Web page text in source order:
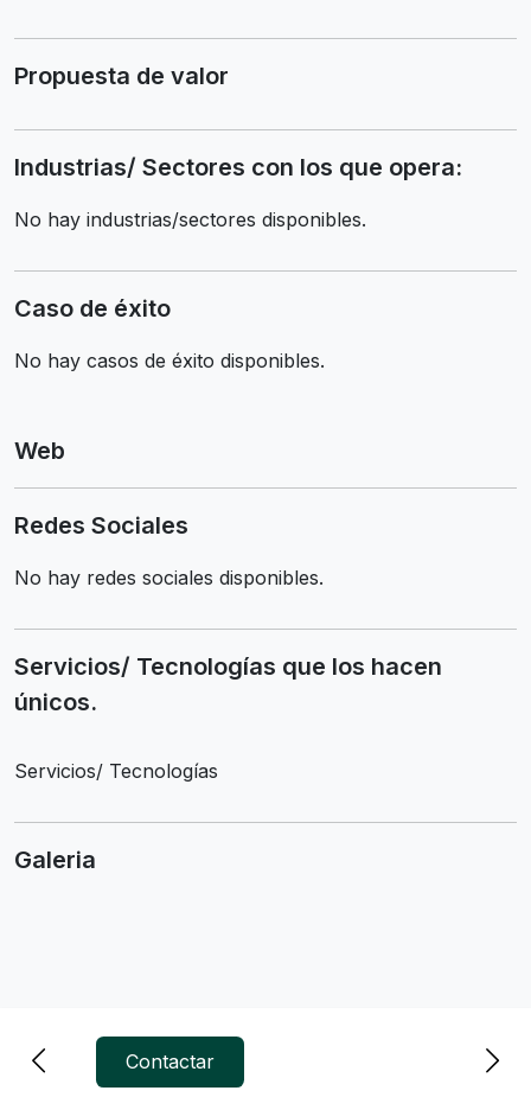
Propuesta de valor
Industrias/ Sectores con los que opera:
No hay industrias/sectores disponibles.
Caso de éxito
No hay casos de éxito disponibles.
Web
Redes Sociales
No hay redes sociales disponibles.
Servicios/ Tecnologías que los hacen
únicos.
Servicios/ Tecnologías
Galeria
Contactar